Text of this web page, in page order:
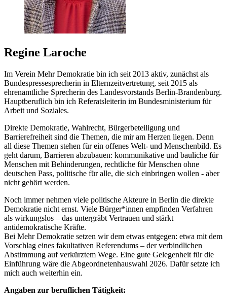
Regine Laroche
Im Verein Mehr Demokratie bin ich seit 2013 aktiv, zunächst als
Bundespressesprecherin in Elternzeitvertretung, seit 2015 als
ehrenamtliche Sprecherin des Landesvorstands Berlin-Brandenburg.
Hauptberuflich bin ich Referatsleiterin im Bundesministerium für
Arbeit und Soziales.
Direkte Demokratie, Wahlrecht, Bürgerbeteiligung und
Barrierefreiheit sind die Themen, die mir am Herzen liegen. Denn
all diese Themen stehen für ein offenes Welt- und Menschenbild. Es
geht darum, Barrieren abzubauen: kommunikative und bauliche für
Menschen mit Behinderungen, rechtliche für Menschen ohne
deutschen Pass, politische für alle, die sich einbringen wollen - aber
nicht gehört werden.
Noch immer nehmen viele politische Akteure in Berlin die direkte
Demokratie nicht ernst. Viele Bürger*innen empfinden Verfahren
als wirkungslos – das untergräbt Vertrauen und stärkt
antidemokratische Kräfte.
Bei Mehr Demokratie setzen wir dem etwas entgegen: etwa mit dem
Vorschlag eines fakultativen Referendums – der verbindlichen
Abstimmung auf verkürztem Wege. Eine gute Gelegenheit für die
Einführung wäre die Abgeordnetenhauswahl 2026. Dafür setzte ich
mich auch weiterhin ein.
Angaben zur beruflichen Tätigkeit: